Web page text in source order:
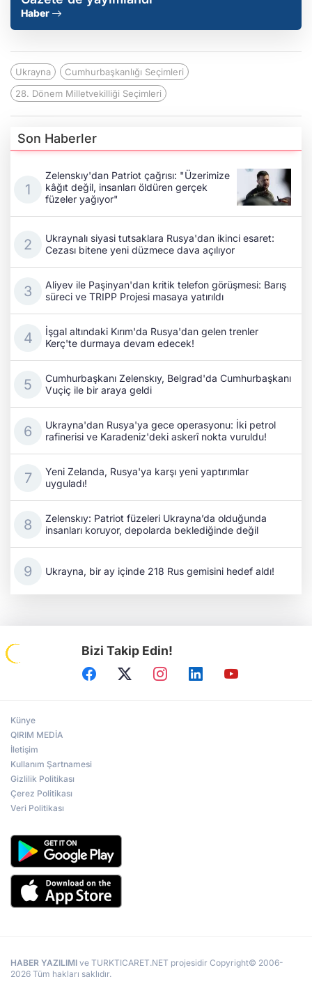
Haber
Ukrayna
Cumhurbaşkanlığı Seçimleri
28. Dönem Milletvekilliği Seçimleri
Son Haberler
Zelenskıy'dan Patriot çağrısı: "Üzerimize
kâğıt değil, insanları öldüren gerçek
füzeler yağıyor"
Ukraynalı siyasi tutsaklara Rusya'dan ikinci esaret:
Cezası bitene yeni düzmece dava açılıyor
Aliyev ile Paşinyan'dan kritik telefon görüşmesi: Barış
süreci ve TRIPP Projesi masaya yatırıldı
İşgal altındaki Kırım'da Rusya'dan gelen trenler
Kerç'te durmaya devam edecek!
Cumhurbaşkanı Zelenskıy, Belgrad'da Cumhurbaşkanı
Vuçiç ile bir araya geldi
Ukrayna'dan Rusya'ya gece operasyonu: İki petrol
rafinerisi ve Karadeniz'deki askerî nokta vuruldu!
Yeni Zelanda, Rusya'ya karşı yeni yaptırımlar
uyguladı!
Zelenskıy: Patriot füzeleri Ukrayna’da olduğunda
insanları koruyor, depolarda beklediğinde değil
Ukrayna, bir ay içinde 218 Rus gemisini hedef aldı!
Bizi Takip Edin!
Künye
QIRIM MEDİA
İletişim
Kullanım Şartnamesi
Gizlilik Politikası
Çerez Politikası
Veri Politikası
HABER YAZILIMI ve TURKTICARET.NET projesidir Copyright© 2006-
2026 Tüm hakları saklıdır.